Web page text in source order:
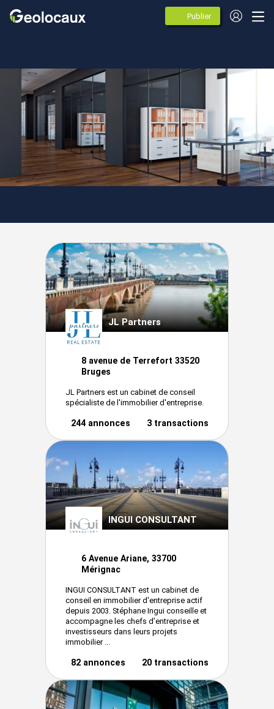
Publier
des
annonces
Nouvelle-Aquitaine Gironde Le Bouscat
Agences spécialistes de
l'immobilier d'entreprise à Le
Bouscat (33110)
16 agences immobileres
JL Partners
8 avenue de Terrefort 33520
Bruges
JL Partners est un cabinet de conseil
spécialiste de l'immobilier d'entreprise.
244 annonces 3 transactions
INGUI CONSULTANT
6 Avenue Ariane, 33700
Mérignac
INGUI CONSULTANT est un cabinet de
conseil en immobilier d'entreprise actif
depuis 2003. Stéphane Ingui conseille et
accompagne les chefs d’entreprise et
investisseurs dans leurs projets
immobilier ...
82 annonces 20 transactions